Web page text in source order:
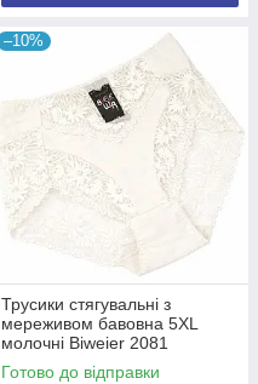
–10%
Трусики стягувальні з
мереживом бавовна 5XL
молочні Biweier 2081
Готово до відправки